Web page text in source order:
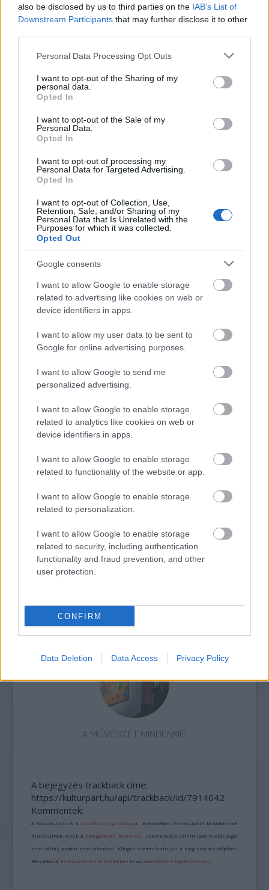
also be disclosed by us to third parties on the IAB’s List of
Downstream Participants that may further disclose it to other
Please note that this website/app uses one or more Google
not limited to your visit or usage behaviour. You may click to
grant or deny consent to Google and its third-party tags to
use your data for below specified purposes in below Google
consent section.
Personal Data Processing Opt Outs
I want to opt-out of the Sharing of my
personal data.
Opted In
I want to opt-out of the Sale of my
Personal Data.
Opted In
I want to opt-out of processing my
Personal Data for Targeted Advertising.
Opted In
I want to opt-out of Collection, Use,
Retention, Sale, and/or Sharing of my
Personal Data that Is Unrelated with the
Purposes for which it was collected.
Opted Out
Google consents
I want to allow Google to enable storage
related to advertising like cookies on web or
device identifiers in apps.
I want to allow my user data to be sent to
Google for online advertising purposes.
I want to allow Google to send me
personalized advertising.
I want to allow Google to enable storage
related to analytics like cookies on web or
device identifiers in apps.
I want to allow Google to enable storage
related to functionality of the website or app.
I want to allow Google to enable storage
related to personalization.
I want to allow Google to enable storage
related to security, including authentication
functionality and fraud prevention, and other
user protection.
CONFIRM
Data Deletion Data Access Privacy Policy
A Sixtus-kápolna mennyezetfreskója
A 2500 négyzetméternyi összfelületű
freskókat már most is tisztítják.
Decemberben minden este hét órától éjfélig
restaurátorok tollseprűzték és porszívózták
a Sixtus-kápolna falait a póknak elnevezett
emelőszerkezettel. Háromtagú
takarítószemélyzet fényezi a padlózatot és a
Vatikáni Múzeum 280 őréből három van
kinevezve a kápolnában hagyott elveszett
tárgyak összeszedésére.
Michelangelo 1541-ben fejezte be az Utolsó
ítélet oltárképét és két évvel később már
pápai mundator (tisztító) pucolta a fáklyák és
mécsesek által összekormozott falakat.
Forrás:Hirado.hu
Múzeum Michelangelo Turizmus Képző
AZ EMBERSÉG ÜNNEPE
„NEM TÖBB EZER EMBERRE UTAZUNK, HANEM
EGY VÁLOGATOTT TÁRSASÁGRA”
A MŰVÉSZET MINDENKIÉ!
A bejegyzés trackback címe:
https://kulturpart.hu/api/trackback/id/7914042
Kommentek:
A hozzászólások avonatkozó jogszabályok értelmében felhasználói tartalomnak
minősülnek, értük a szolgáltatás technikai üzemeltetője semmilyen felelősséget
nem vállal, azokat nem ellenőrzi. Kifogás esetén forduljon a blog szerkesztőjéhez.
Részletek a Felhasználási feltételekben és azadatvédelmi tájékoztatóban